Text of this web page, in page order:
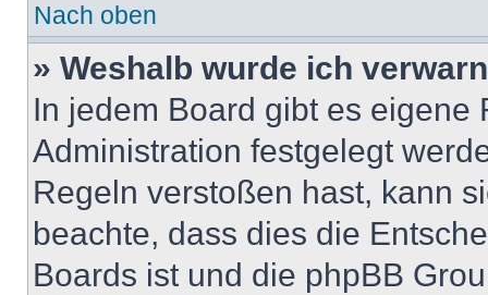
Nach oben
» Weshalb wurde ich
In jedem Board gibt es
Administration festgelegt
Regeln verstoßen hast, kann
beachte, dass dies die
Boards ist und die phpBB